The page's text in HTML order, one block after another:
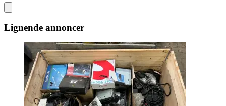
Lignende annoncer